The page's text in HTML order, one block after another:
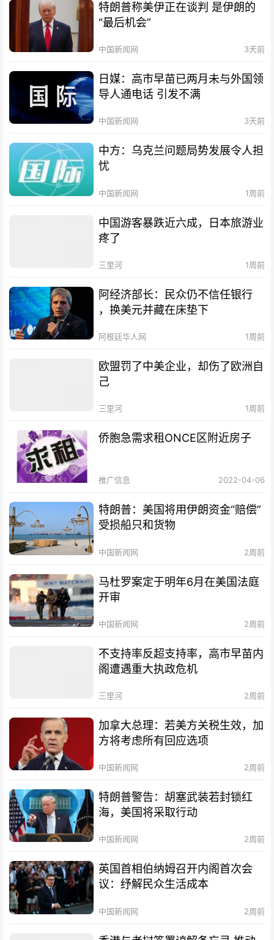
特朗普称美伊正在谈判 是伊朗的
“最后机会”
中国新闻网 3天前
日媒：高市早苗已两月未与外国领
导人通电话 引发不满
中国新闻网 3天前
中方：乌克兰问题局势发展令人担
忧
中国新闻网 1周前
中国游客暴跌近六成，日本旅游业
疼了
三里河 1周前
阿经济部长：民众仍不信任银行
，换美元并藏在床垫下
阿根廷华人网 1周前
欧盟罚了中美企业，却伤了欧洲自
己
三里河 1周前
侨胞急需求租ONCE区附近房子
推广信息 2022-04-06
特朗普：美国将用伊朗资金“赔偿”
受损船只和货物
中国新闻网 2周前
马杜罗案定于明年6月在美国法庭
开审
中国新闻网 2周前
不支持率反超支持率，高市早苗内
阁遭遇重大执政危机
三里河 2周前
加拿大总理：若美方关税生效，加
方将考虑所有回应选项
中国新闻网 2周前
特朗普警告：胡塞武装若封锁红
海，美国将采取行动
中国新闻网 2周前
英国首相伯纳姆召开内阁首次会
议：纾解民众生活成本
中国新闻网 2周前